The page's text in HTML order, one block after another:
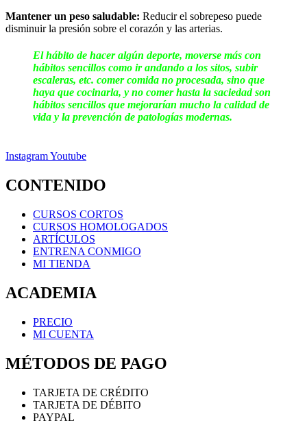
Mantener un peso saludable: Reducir el sobrepeso puede
disminuir la presión sobre el corazón y las arterias.
El hábito de hacer algún deporte, moverse más con
hábitos sencillos como ir andando a los sitos, subir
escaleras, etc. comer comida no procesada, sino que
haya que cocinarla, y no comer hasta la saciedad son
hábitos sencillos que mejorarían mucho la calidad de
vida y la prevención de patologías modernas.
InstagramYoutube
CONTENIDO
CURSOS CORTOS
CURSOS HOMOLOGADOS
ARTÍCULOS
ENTRENA CONMIGO
MI TIENDA
ACADEMIA
PRECIO
MI CUENTA
MÉTODOS DE PAGO
TARJETA DE CRÉDITO
TARJETA DE DÉBITO
PAYPAL